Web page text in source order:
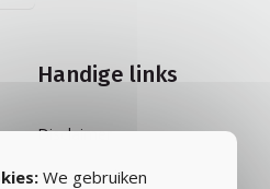
Handige links
Disclaimer
Auteursrecht
We gebruiken